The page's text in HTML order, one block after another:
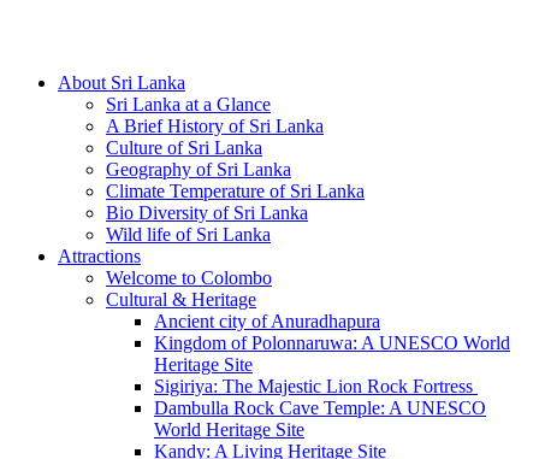
About Sri Lanka
Sri Lanka at a Glance
A Brief History of Sri Lanka
Culture of Sri Lanka
Geography of Sri Lanka
Climate Temperature of Sri Lanka
Bio Diversity of Sri Lanka
Wild life of Sri Lanka
Attractions
Welcome to Colombo
Cultural & Heritage
Ancient city of Anuradhapura
Kingdom of Polonnaruwa: A UNESCO World
Heritage Site
Sigiriya: The Majestic Lion Rock Fortress
Dambulla Rock Cave Temple: A UNESCO
World Heritage Site
Kandy: A Living Heritage Site